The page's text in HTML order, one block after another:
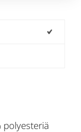
polyesteriä